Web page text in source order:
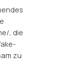
, die
zu